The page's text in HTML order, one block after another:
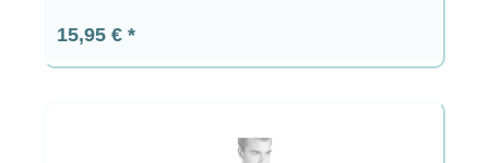
Prix régulier :
15,95 €